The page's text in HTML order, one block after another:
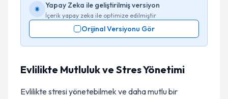
Yapay Zeka ile geliştirilmiş versiyon
İçerik yapay zeka ile optimize edilmiştir
Orijinal Versiyonu Gör
Evlilikte Mutluluk ve Stres Yönetimi
Evlilikte stresi yönetebilmek ve daha mutlu bir